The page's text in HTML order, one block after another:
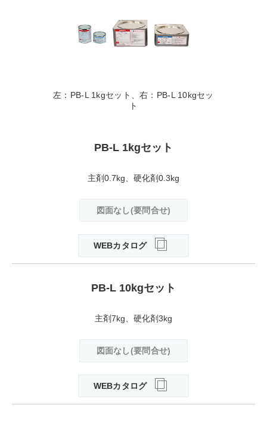
左：PB-L 1kgセット、右：PB-L 10kgセッ
ト
PB-L 1kgセット
主剤0.7kg、硬化剤0.3kg
図面なし(要問合せ)
WEBカタログ
PB-L 10kgセット
主剤7kg、硬化剤3kg
図面なし(要問合せ)
WEBカタログ